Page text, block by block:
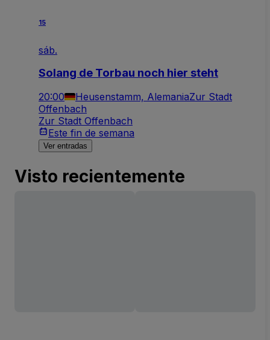
15
sáb.
Solang de Torbau noch hier steht
20:00 Heusenstamm, AlemaniaZur Stadt
Offenbach
Zur Stadt Offenbach
Este fin de semana
Ver entradas
Visto recientemente